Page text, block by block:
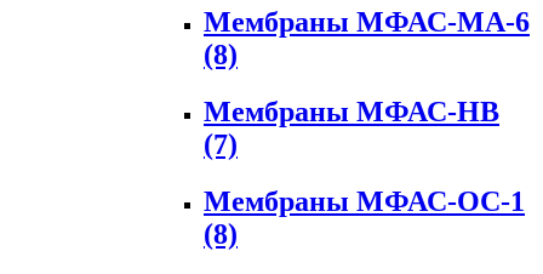
Мембраны МФАС-МА-6
(8)
Мембраны МФАС-НВ
(7)
Мембраны МФАС-ОС-1
(8)